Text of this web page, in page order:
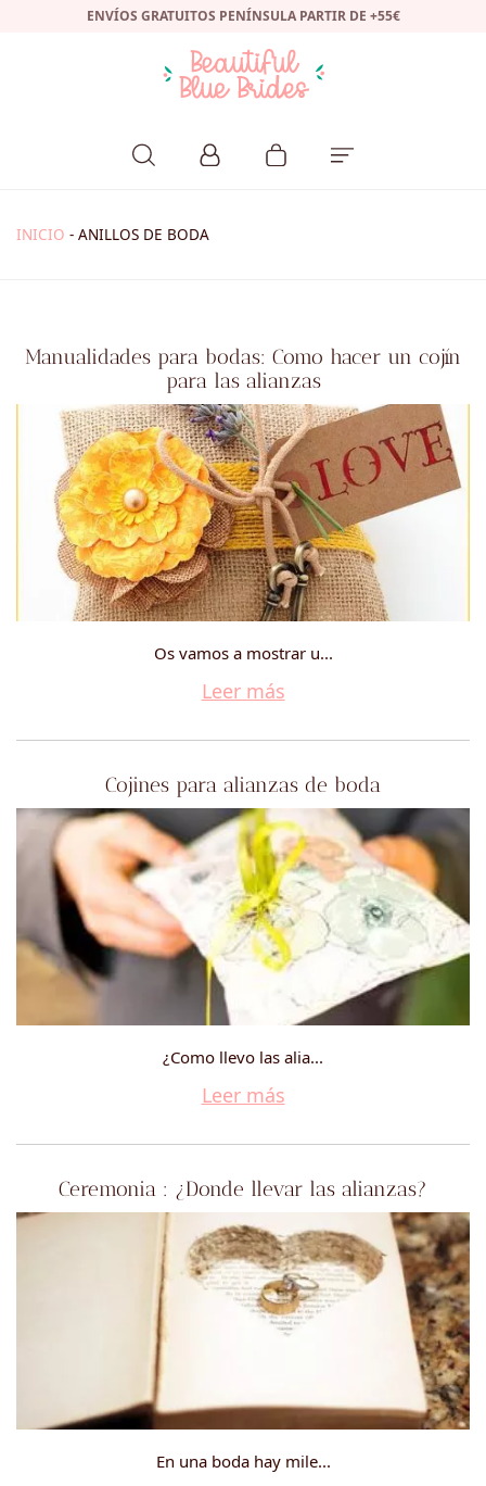
ENVÍOS GRATUITOS PENÍNSULA PARTIR DE +55€
INICIO - ANILLOS DE BODA
Manualidades para bodas: Como hacer un cojín
para las alianzas
Os vamos a mostrar u...
Leer más
Cojines para alianzas de boda
¿Como llevo las alia...
Leer más
Ceremonia : ¿Donde llevar las alianzas?
En una boda hay mile...